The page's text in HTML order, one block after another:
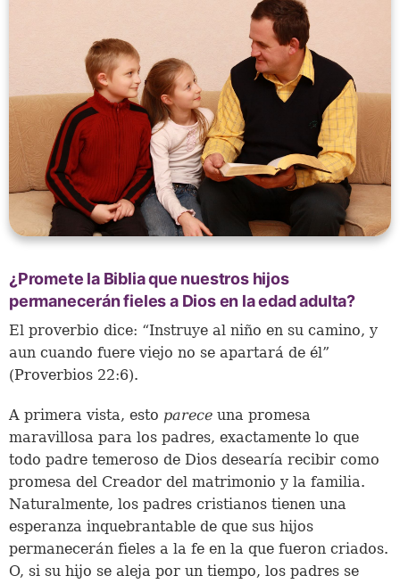
¿Promete la Biblia que nuestros hijos
permanecerán fieles a Dios en la edad adulta?
El proverbio dice: “Instruye al niño en su camino, y
aun cuando fuere viejo no se apartará de él”
(Proverbios 22:6).
A primera vista, esto parece una promesa
maravillosa para los padres, exactamente lo que
todo padre temeroso de Dios desearía recibir como
promesa del Creador del matrimonio y la familia.
Naturalmente, los padres cristianos tienen una
esperanza inquebrantable de que sus hijos
permanecerán fieles a la fe en la que fueron criados.
O, si su hijo se aleja por un tiempo, los padres se